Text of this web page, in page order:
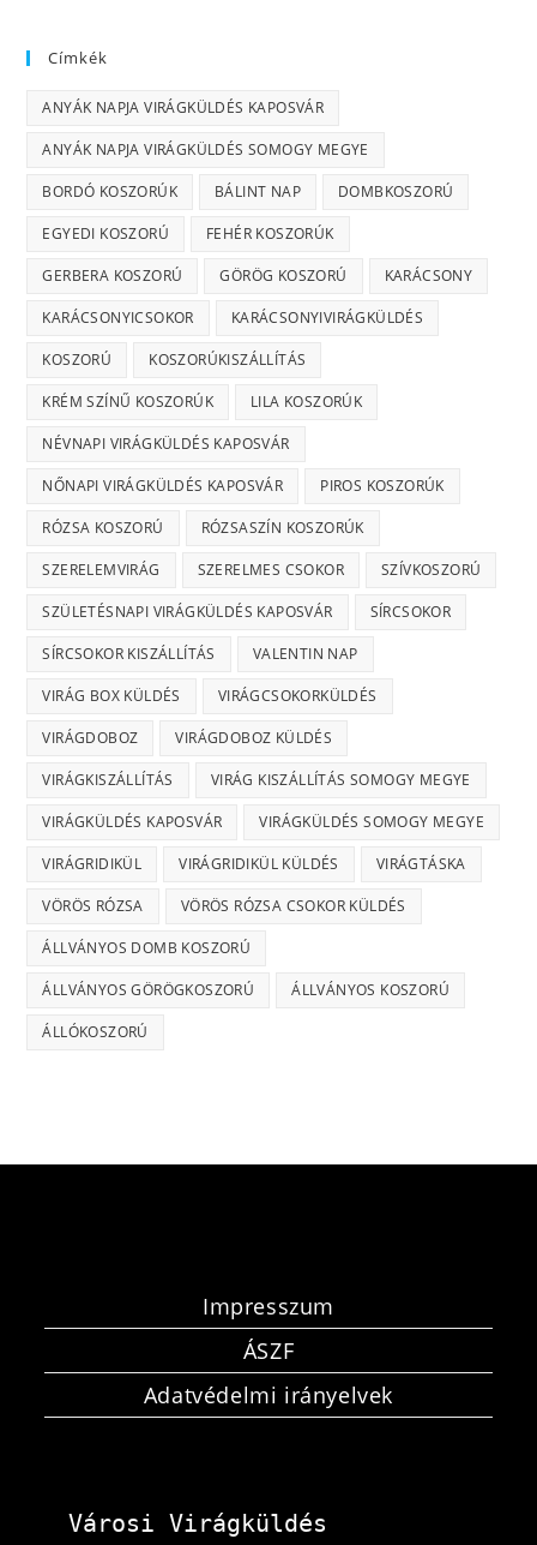
Címkék
ANYÁK NAPJA VIRÁGKÜLDÉS KAPOSVÁR
ANYÁK NAPJA VIRÁGKÜLDÉS SOMOGY MEGYE
BORDÓ KOSZORÚK BÁLINT NAP DOMBKOSZORÚ
EGYEDI KOSZORÚ FEHÉR KOSZORÚK
GERBERA KOSZORÚ GÖRÖG KOSZORÚ KARÁCSONY
KARÁCSONYICSOKOR KARÁCSONYIVIRÁGKÜLDÉS
KOSZORÚ KOSZORÚKISZÁLLÍTÁS
KRÉM SZÍNŰ KOSZORÚK LILA KOSZORÚK
NÉVNAPI VIRÁGKÜLDÉS KAPOSVÁR
NŐNAPI VIRÁGKÜLDÉS KAPOSVÁR PIROS KOSZORÚK
RÓZSA KOSZORÚ RÓZSASZÍN KOSZORÚK
SZERELEMVIRÁG SZERELMES CSOKOR SZÍVKOSZORÚ
SZÜLETÉSNAPI VIRÁGKÜLDÉS KAPOSVÁR SÍRCSOKOR
SÍRCSOKOR KISZÁLLÍTÁS VALENTIN NAP
VIRÁG BOX KÜLDÉS VIRÁGCSOKORKÜLDÉS
VIRÁGDOBOZ VIRÁGDOBOZ KÜLDÉS
VIRÁGKISZÁLLÍTÁS VIRÁG KISZÁLLÍTÁS SOMOGY MEGYE
VIRÁGKÜLDÉS KAPOSVÁR VIRÁGKÜLDÉS SOMOGY MEGYE
VIRÁGRIDIKÜL VIRÁGRIDIKÜL KÜLDÉS VIRÁGTÁSKA
VÖRÖS RÓZSA VÖRÖS RÓZSA CSOKOR KÜLDÉS
ÁLLVÁNYOS DOMB KOSZORÚ
ÁLLVÁNYOS GÖRÖGKOSZORÚ ÁLLVÁNYOS KOSZORÚ
ÁLLÓKOSZORÚ
Impresszum
ÁSZF
Adatvédelmi irányelvek
Városi Virágküldés